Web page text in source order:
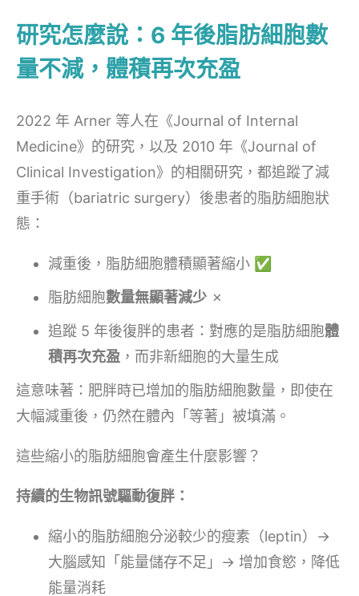
研究怎麼說：6 年後脂肪細胞數
量不減，體積再次充盈
2022 年 Arner 等人在《Journal of Internal
Medicine》的研究，以及 2010 年《Journal of
Clinical Investigation》的相關研究，都追蹤了減
重手術（bariatric surgery）後患者的脂肪細胞狀
態：
減重後，脂肪細胞體積顯著縮小 ✅
脂肪細胞數量無顯著減少 ✗
追蹤 5 年後復胖的患者：對應的是脂肪細胞體
積再次充盈 ，而非新細胞的大量生成
這意味著：肥胖時已增加的脂肪細胞數量，即使在
大幅減重後，仍然在體內「等著」被填滿。
這些縮小的脂肪細胞會產生什麼影響？
持續的生物訊號驅動復胖：
縮小的脂肪細胞分泌較少的瘦素（leptin）→
大腦感知「能量儲存不足」→ 增加食慾，降低
能量消耗